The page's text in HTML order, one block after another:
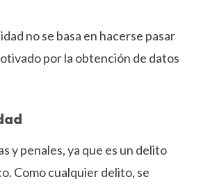
no se basa en hacerse pasar
por la obtención de datos
y penales, ya que es un delito
Como cualquier delito, se